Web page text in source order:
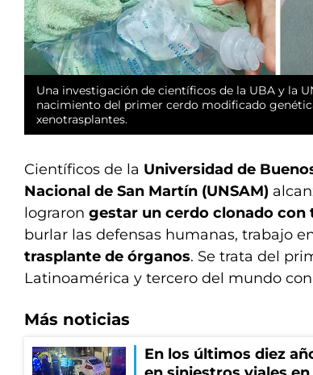
Una investigación de científicos de la UBA y la
nacimiento del primer cerdo modificado
xenotrasplantes.
Científicos de la Universidad de
Nacional de San Martín (UNSAM)
lograron gestar un cerdo clonado con
burlar las defensas humanas, trabajo
trasplante de órganos. Se trata del
Latinoamérica y tercero del mundo
Más noticias
En los últimos diez